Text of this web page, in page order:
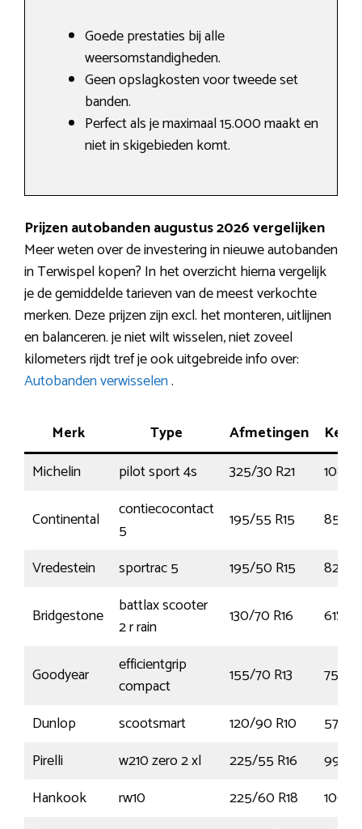
Goede prestaties bij alle
weersomstandigheden.
Geen opslagkosten voor tweede set
banden.
Perfect als je maximaal 15.000 maakt en
niet in skigebieden komt.
Prijzen autobanden augustus 2026 vergelijken
Meer weten over de investering in nieuwe autobanden
in Terwispel kopen? In het overzicht hierna vergelijk
je de gemiddelde tarieven van de meest verkochte
merken. Deze prijzen zijn excl. het monteren, uitlijnen
en balanceren. je niet wilt wisselen, niet zoveel
kilometers rijdt tref je ook uitgebreide info over:
Autobanden verwisselen.
Merk Type Afmetingen
Michelin
pilot sport 4s 325/30 R21
108Y
Continental
contiecocontact
5
195/55 R15
85V
Vredestein
sportrac 5 195/50 R15
82V
Bridgestone
battlax scooter
2 r rain
130/70 R16 61S
Goodyear
efficientgrip
compact
155/70 R13
75T
Dunlop
scootsmart 120/90 R10
57L
Pirelli
w210 zero 2 xl 225/55 R16
99H
Hankook
rw10 225/60 R18
100T